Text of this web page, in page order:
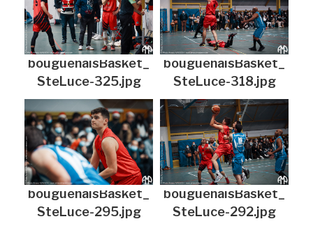
bouguenaisBasket_
SteLuce-325.jpg
bouguenaisBasket_
SteLuce-318.jpg
bouguenaisBasket_
SteLuce-295.jpg
bouguenaisBasket_
SteLuce-292.jpg